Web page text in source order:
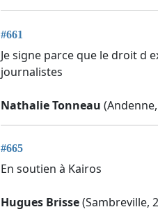
#661
Je signe parce que le droit d
journalistes
Nathalie Tonneau
#665
En soutien à Kairos
Hugues Brisse(Sambreville,